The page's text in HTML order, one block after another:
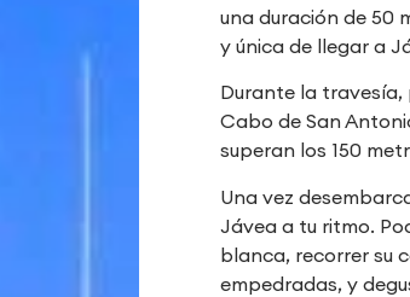
una duración de 50
y única de llegar a
Durante la travesía,
Cabo de San
superan los 150
Una vez
Jávea a tu ritmo.
blanca, recorrer su
empedradas, y